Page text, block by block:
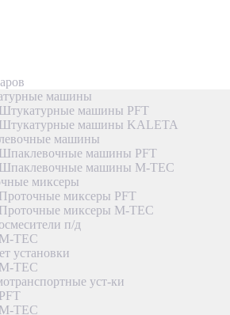
машины
Штукатурные машины PFT
Штукатурные машины KALETA
машины
Шпаклевочные машины PFT
Шпаклевочные машины M-TEC
миксеры
Проточные миксеры PFT
Проточные миксеры M-TEC
п/д
M-TEC
установки
M-TEC
уст-ки
PFT
M-TEC